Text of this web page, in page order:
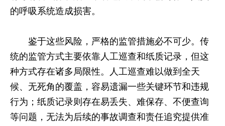
的呼吸系统造成损害。
鉴于这些风险，严格的监管措施必不可少。传
统的监管方式主要依靠人工巡查和纸质记录，但这
种方式存在诸多局限性。人工巡查难以做到全天
候、无死角的覆盖，容易遗漏一些关键环节和违规
行为；纸质记录则存在易丢失、难保存、不便查询
等问题，无法为后续的事故调查和责任追究提供准